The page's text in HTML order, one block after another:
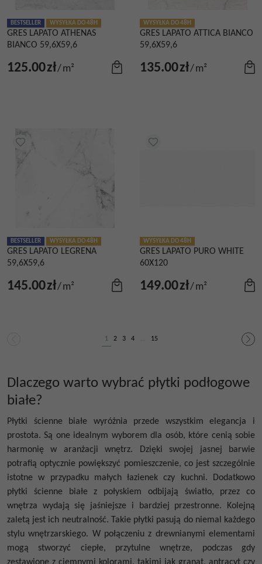
BESTSELLER WYSYŁKA DO 48H
GRES LAPATO ATHENAS
BIANCO 59,6X59,6
125.00zł/m²
WYSYŁKA DO 48H
GRES LAPATO ATTICA BIANCO
59,6X59,6
135.00zł/m²
BESTSELLER WYSYŁKA DO 48H
GRES LAPATO LEGRENA
59,6X59,6
145.00zł/m²
WYSYŁKA DO 48H
GRES LAPATO PURO WHITE
60X120
149.00zł/m²
1 2 3 4 ... 15
Dlaczego warto wybrać płytki podłogowe
białe?
Płytki ścienne białe wyróżnia przede wszystkim elegancja i
prostota. Są one idealnym wyborem dla osób, które cenią sobie
harmonię w aranżacji wnętrz. Dzięki swojej jasnej barwie
potrafią optycznie powiększyć pomieszczenie, co jest szczególnie
istotne w przypadku małych łazienek czy kuchni.
Dodatkowo
płytki ścienne białez połyskiem odbijają światło, przez co
wnętrza wydają się jaśniejsze i bardziej przestronne. Kolejną
zaletą jest ich neutralność. Takie płytki pasują do niemal każdego
stylu wnętrzarskiego. W połączeniu z drewnianymi elementami
mogą stworzyć ciepłe, przytulne wnętrze, podczas gdy